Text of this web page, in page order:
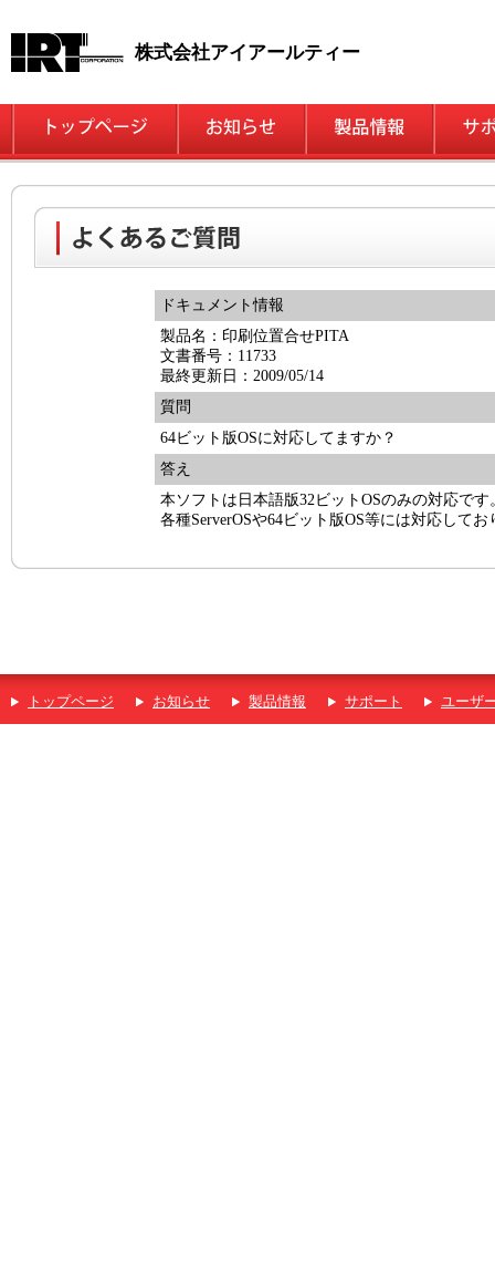
株式会社アイアールティー
ドキュメント情報
製品名：印刷位置合せPITA
文書番号：11733
最終更新日：2009/05/14
質問
64ビット版OSに対応してますか？
答え
本ソフトは日本語版32ビットOSのみの対応です
各種ServerOSや64ビット版OS等には対応してお
トップページ お知らせ 製品情報 サポート ユーザ